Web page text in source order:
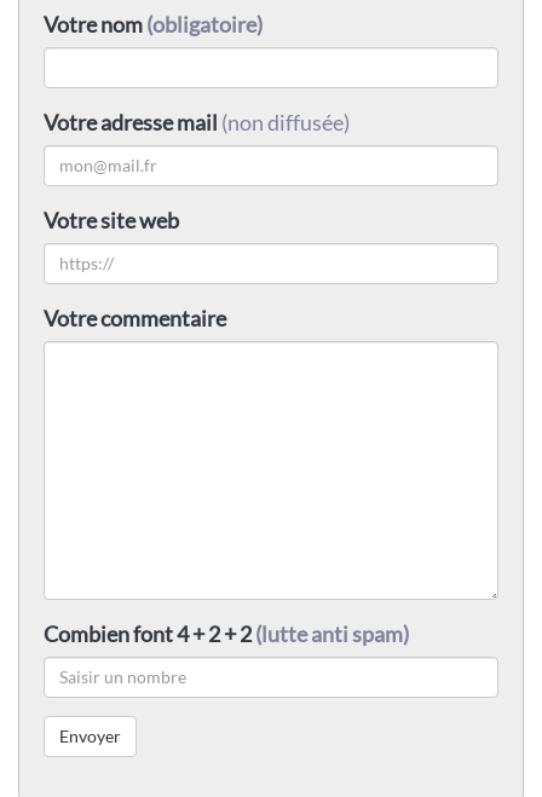
Votre nom(obligatoire)
Votre adresse mail (non diffusée)
Votre site web
Votre commentaire
Combien font 4 + 2 + 2(lutte anti spam)